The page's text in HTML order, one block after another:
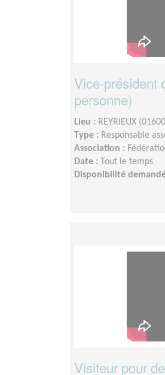
Vice-président
personne)
Lieu : REYRIEUX
Type : Responsable
Association :
Date :
Tout le temps
Disponibilité
Visiteur pour